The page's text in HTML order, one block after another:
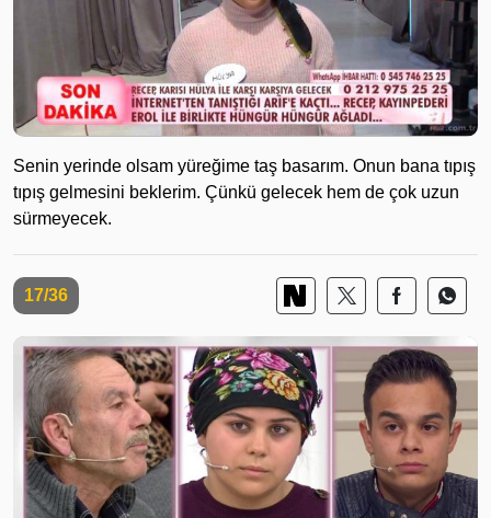
Senin yerinde olsam yüreğime taş basarım. Onun bana tıpış
tıpış gelmesini beklerim. Çünkü gelecek hem de çok uzun
sürmeyecek.
17/36